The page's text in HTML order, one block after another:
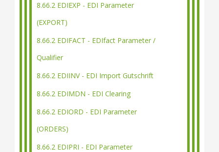
8.66.2 EDIEXP - EDI Parameter
(EXPORT)
8.66.2 EDIFACT - EDIfact Parameter /
Qualifier
8.66.2 EDIINV - EDI Import Gutschrift
8.66.2 EDIMDN - EDI Clearing
8.66.2 EDIORD - EDI Parameter
(ORDERS)
8.66.2 EDIPRI - EDI Parameter